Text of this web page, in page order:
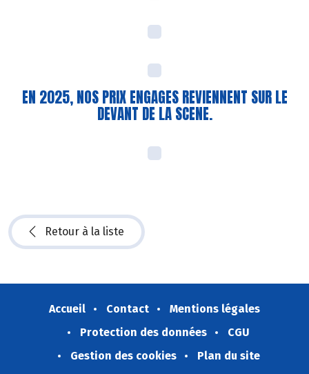
EN 2025, NOS PRIX ENGAGES REVIENNENT SUR LE
DEVANT DE LA SCENE.
Retour à la liste
Accueil Contact
Mentions légales
Protection des données
CGU
Gestion des cookies
Plan du site